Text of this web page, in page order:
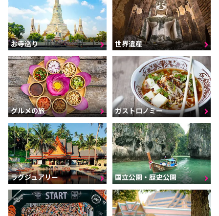
お寺巡り 世界遺産
グルメの旅 ガストロノミー
ラグジュアリー 国立公園・歴史公園